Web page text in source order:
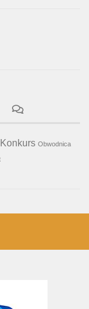
Konkurs Obwodnica